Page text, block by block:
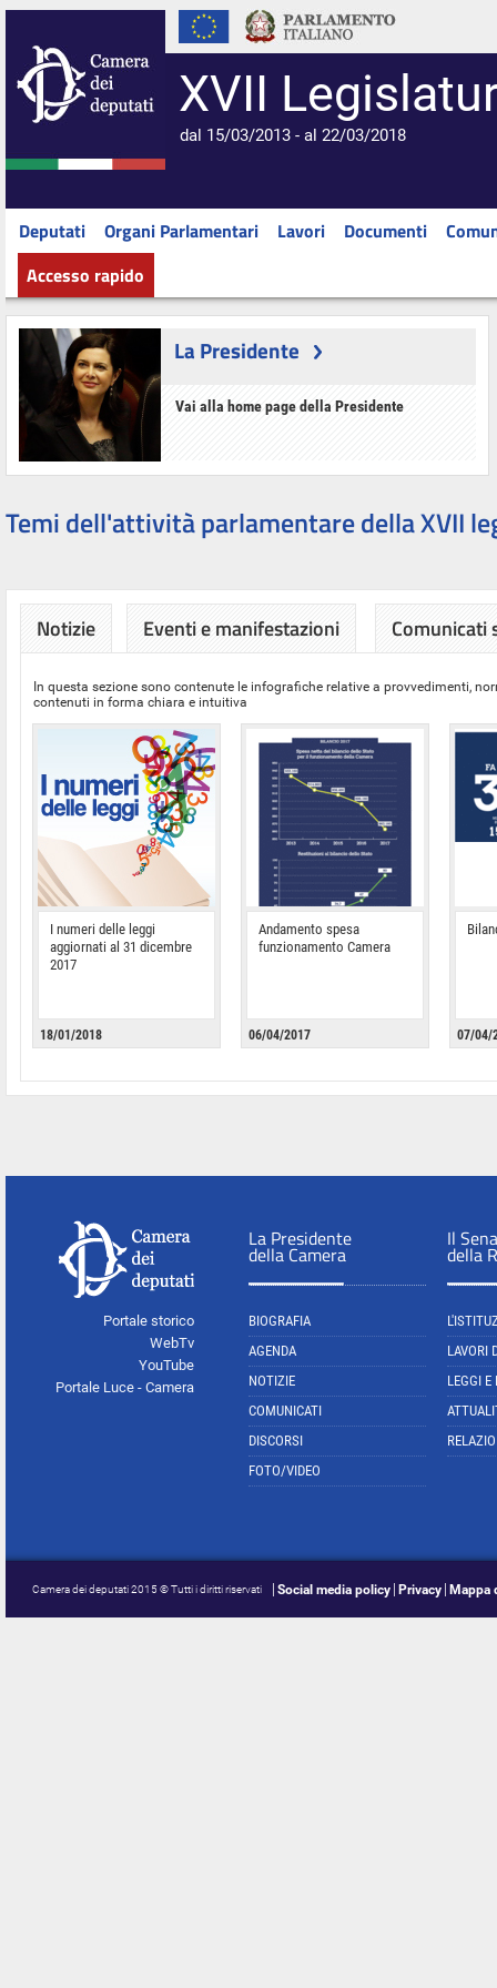
XVII
dal 15/03/2013 - al 22/03/2018
Deputati Organi Parlamentari Lavori Documenti
Accesso rapido
La Presidente
Vai alla home page della Presidente
Temi dell'attività parlamentare della XVII
Notizie Eventi e manifestazioni Comunicati
In questa sezione sono contenute le infografiche relative a provvedimenti,
contenuti in forma chiara e intuitiva
I numeri delle leggi
aggiornati al 31 dicembre
2017
18/01/2018
Andamento spesa
funzionamento Camera
06/04/2017 07/04/
Portale storico
WebTv
YouTube
Portale Luce - Camera
La Presidente
della Camera
BIOGRAFIA
AGENDA
NOTIZIE
COMUNICATI
DISCORSI
FOTO/VIDEO
Il
della
LAVORI
LEGGI E
Camera dei deputati 2015 © Tutti i diritti riservati Social media policy Privacy Mappa